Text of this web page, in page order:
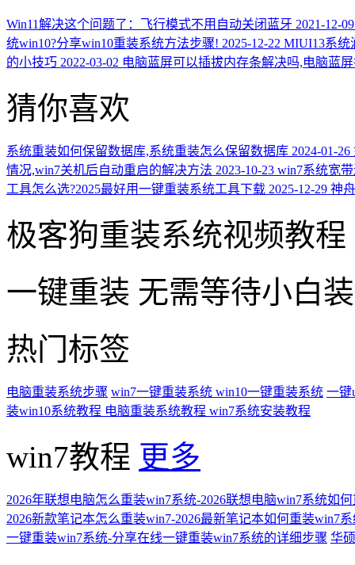
Win11解决这个问题了：飞行模式不用自动关闭蓝牙 2021-12-09
统win10?分享win10重装系统方法步骤! 2025-12-22 MIUI13系统
的小技巧 2022-03-02 电脑蓝屏可以插拔内存条解决吗,电脑蓝
猜你喜欢
系统重装如何保留数据库,系统重装怎么保留数据库 2024-01-26
情况,win7关机后自动重启的解决方法 2023-10-23 win7系统宽
工具怎么选?2025最好用一键重装系统工具下载 2025-12-29 神
极客狗重装系统视频教程
一键重装 无需等待小白
热门标签
电脑重装系统步骤 win7一键重装系统 win10一键重装系统 一键
装win10系统教程 电脑重装系统教程 win7系统安装教程
win7教程 更多
2026年联想电脑怎么重装win7系统-2026联想电脑win7系统如
2026新款笔记本怎么重装win7-2026最新笔记本如何重装win7
一键重装win7系统-分享在线一键重装win7系统的详细步骤 华